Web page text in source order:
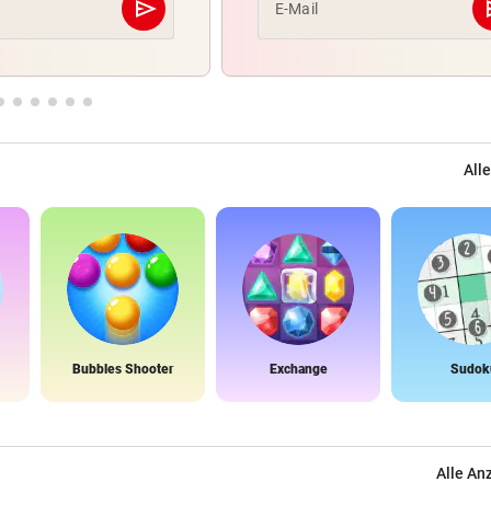
send
Abschicken E-Mail
Bubbles Shooter Exchange
Alle